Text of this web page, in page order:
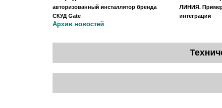
авторизованный инсталлятор бренда
СКУД Gate
ЛИНИЯ.
интеграции
Архив новостей